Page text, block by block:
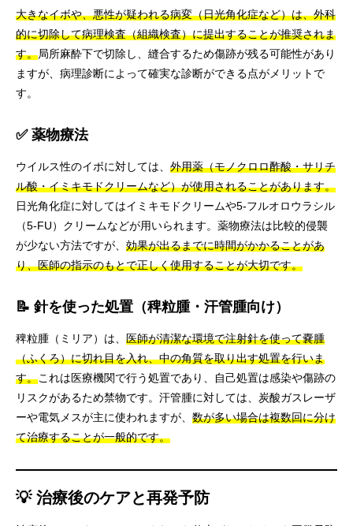
大きなイボや、悪性が疑われる病変（日光角化症など）は、外科
的に切除して病理検査（組織検査）に提出することが推奨されま
す。局所麻酔下で切除し、縫合するため傷跡が残る可能性があり
ますが、病理診断によって確実な診断ができる点がメリットで
す。
✅ 薬物療法
ウイルス性のイボに対しては、 外用薬（モノクロロ酢酸・サリチ
ル酸・イミキモドクリームなど）が使用されることがあります。
日光角化症に対してはイミキモドクリームや5-フルオロウラシル
（5-FU）クリームなどが用いられます。薬物療法は比較的侵襲
が少ない方法ですが、 効果が出るまでに時間がかかることがあ
り、医師の指示のもとで正しく使用することが大切です。
📝 針を使った処置（稗粒腫・汗管腫向け）
稗粒腫（ミリア）は、 医師が清潔な環境で注射針を使って嚢腫
（ふくろ）に切れ目を入れ、中の角質を取り出す処置を行いま
す。これは医療機関で行う処置であり、自己処置は感染や傷跡の
リスクがあるため禁物です。汗管腫に対しては、炭酸ガスレーザ
ーや電気メスが主に使われますが、 数が多い場合は複数回に分け
て治療することが一般的です。
💡 治療後のケアと再発予防